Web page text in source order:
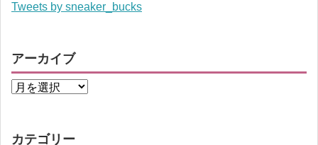
Tweets by sneaker_bucks
アーカイブ
カテゴリー